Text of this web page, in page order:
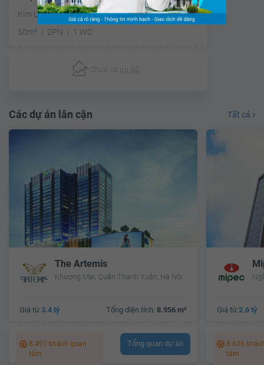
Kim Liên, Quận Đống Đa, Hà Nội
50m²
2PN 1 WC
Chưa có ưu đãi
Các dự án lân cận Tất cả
The Artemis
Khương Mai, Quận Thanh Xuân, Hà Nội
Giá từ 3.4 tỷ Tổng diện tích: 8.956 m²
8.491 khách quan
tâm
Tổng quan dự án
Giá từ 2.6 tỷ
8.606
tâm